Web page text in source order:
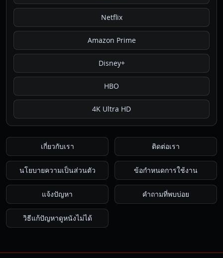
Netflix
Amazon Prime
Disney+
HBO
4K Ultra HD
เกี่ยวกับเรา ติดต่อเรา
นโยบายความเป็นส่วนตัว ข้อกำหนดการใช้งาน
แจ้งปัญหา คำถามที่พบบ่อย
วิธีแก้ปัญหาดูหนังไม่ได้